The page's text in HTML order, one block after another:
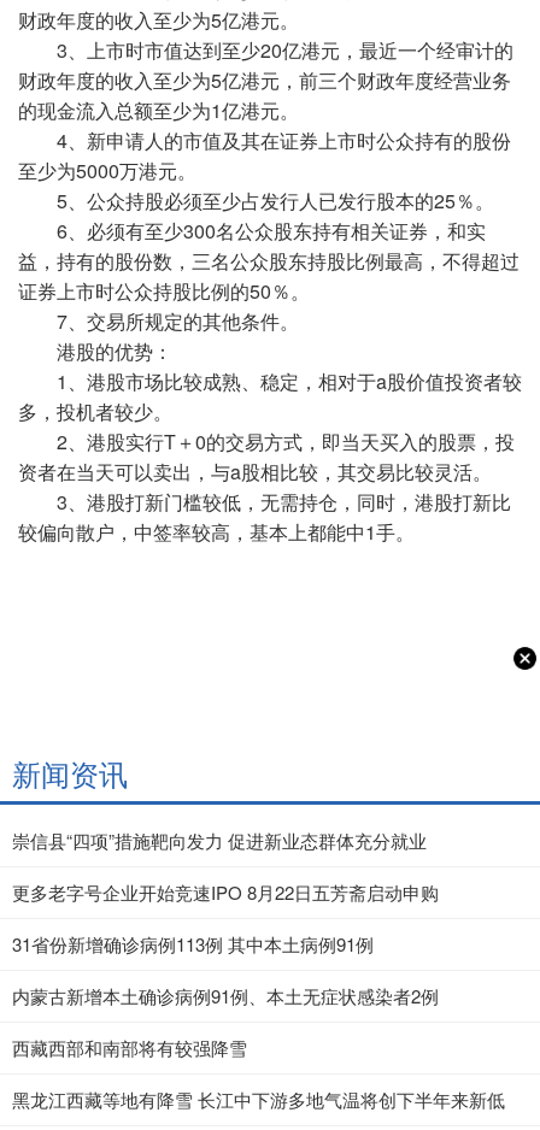
财政年度的收入至少为5亿港元。
3、上市时市值达到至少20亿港元，最近一个经审计的
财政年度的收入至少为5亿港元，前三个财政年度经营业务
的现金流入总额至少为1亿港元。
4、新申请人的市值及其在证券上市时公众持有的股份
至少为5000万港元。
5、公众持股必须至少占发行人已发行股本的25％。
6、必须有至少300名公众股东持有相关证券，和实
益，持有的股份数，三名公众股东持股比例最高，不得超过
证券上市时公众持股比例的50％。
7、交易所规定的其他条件。
港股的优势：
1、港股市场比较成熟、稳定，相对于a股价值投资者较
多，投机者较少。
2、港股实行T＋0的交易方式，即当天买入的股票，投
资者在当天可以卖出，与a股相比较，其交易比较灵活。
3、港股打新门槛较低，无需持仓，同时，港股打新比
较偏向散户，中签率较高，基本上都能中1手。
新闻资讯
崇信县“四项”措施靶向发力 促进新业态群体充分就业
更多老字号企业开始竞速IPO 8月22日五芳斋启动申购
31省份新增确诊病例113例 其中本土病例91例
内蒙古新增本土确诊病例91例、本土无症状感染者2例
西藏西部和南部将有较强降雪
黑龙江西藏等地有降雪 长江中下游多地气温将创下半年来新低